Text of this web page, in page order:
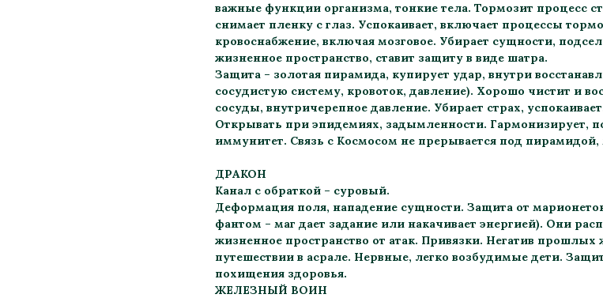
важные функции организма, тонкие тела. Тормозит процесс
снимает пленку с глаз. Успокаивает, включает процессы
кровоснабжение, включая мозговое. Убирает сущности,
жизненное пространство, ставит защиту в виде шатра.
Защита – золотая пирамида, купирует удар, внутри
сосудистую систему, кровоток, давление). Хорошо чистит и
сосуды, внутричерепное давление. Убирает страх,
Открывать при эпидемиях, задымленности. Гармонизирует,
иммунитет. Связь с Космосом не прерывается под пирамидой,
ДРАКОН
Канал с обраткой – суровый.
Деформация поля, нападение сущности. Защита от
фантом – маг дает задание или накачивает энергией). Они
жизненное пространство от атак. Привязки. Негатив
путешествии в асрале. Нервные, легко возбудимые дети.
похищения здоровья.
ЖЕЛЕЗНЫЙ ВОИН